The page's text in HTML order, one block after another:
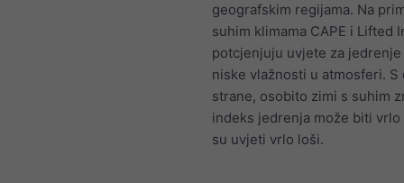
geografskim regijama. Na
suhim klimama CAPE i Lifted
potcjenjuju uvjete za
niske vlažnosti u atmosferi. S
strane, osobito zimi s suhim
indeks jedrenja može biti vrlo
su uvjeti vrlo loši.